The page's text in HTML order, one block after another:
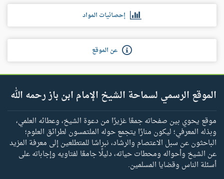
إحصائيات المواد
عن الموقع
الموقع الرسمي لسماحة الشيخ الإمام ابن باز رحمه الله
موقع يحوي بين صفحاته جمعًا غزيرًا من دعوة الشيخ، وعطائه العلمي،
وبذله المعرفي؛ ليكون منارًا يتجمع حوله الملتمسون لطرائق العلوم؛
الباحثون عن سبل الاعتصام والرشاد، نبراسًا للمتطلعين إلى معرفة المزيد
عن الشيخ وأحواله ومحطات حياته، دليلًا جامعًا لفتاويه وإجاباته على
أسئلة الناس وقضايا المسلمين.